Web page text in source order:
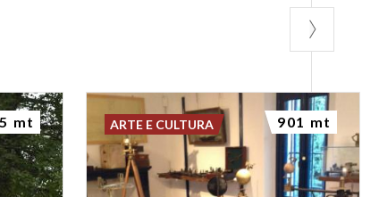
mt ARTE E CULTURA 901 mt